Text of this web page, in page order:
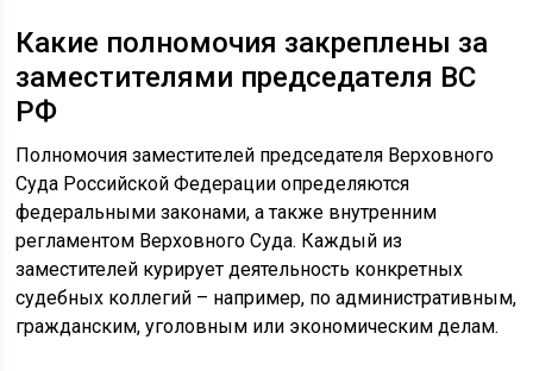
Какие полномочия закреплены за
заместителями председателя ВС
РФ
Полномочия заместителей председателя Верховного
Суда Российской Федерации определяются
федеральными законами, а также внутренним
регламентом Верховного Суда. Каждый из
заместителей курирует деятельность конкретных
судебных коллегий – например, по административным,
гражданским, уголовным или экономическим делам.